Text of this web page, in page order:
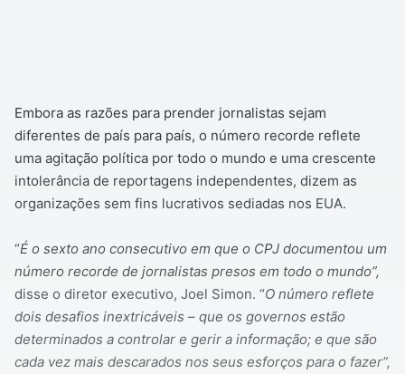
Embora as razões para prender jornalistas sejam
diferentes de país para país, o número recorde reflete
uma agitação política por todo o mundo e uma crescente
intolerância de reportagens independentes, dizem as
organizações sem fins lucrativos sediadas nos EUA.
“É o sexto ano consecutivo em que o CPJ documentou um
número recorde de jornalistas presos em todo o mundo”,
disse o diretor executivo, Joel Simon. “O número reflete
dois desafios inextricáveis – que os governos estão
determinados a controlar e gerir a informação; e que são
cada vez mais descarados nos seus esforços para o fazer”,